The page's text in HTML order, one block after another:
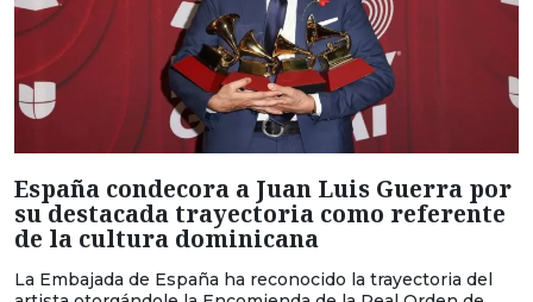
España condecora a Juan Luis Guerra por
su destacada trayectoria como referente
de la cultura dominicana
La Embajada de España ha reconocido la trayectoria del